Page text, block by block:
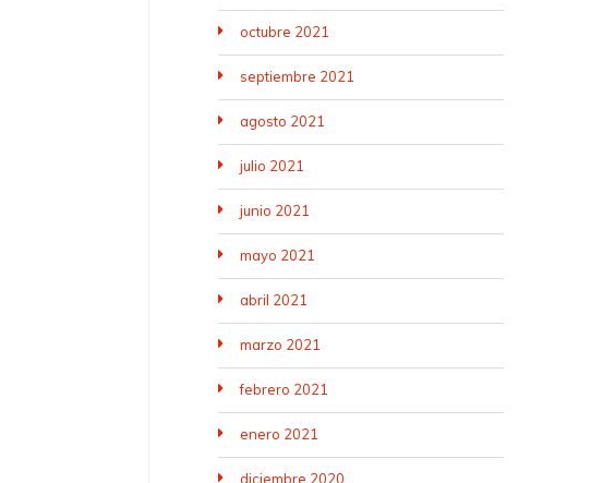
octubre 2021
septiembre 2021
agosto 2021
julio 2021
junio 2021
mayo 2021
abril 2021
marzo 2021
febrero 2021
enero 2021
diciembre 2020